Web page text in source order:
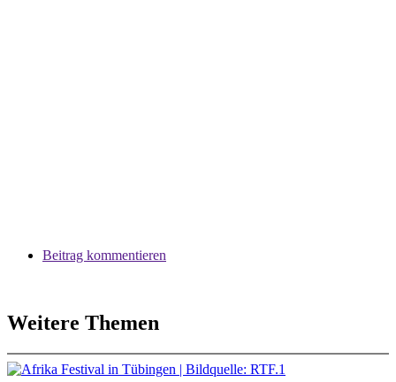
Beitrag kommentieren
Weitere Themen